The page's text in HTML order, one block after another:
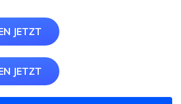
JETZT
JETZT